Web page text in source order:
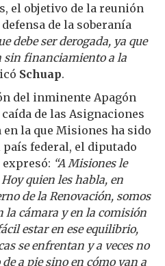
el objetivo de la reunión
de la soberanía
debe ser derogada, ya que
sin financiamiento a la
Schuap.
del inminente Apagón
de las Asignaciones
la que Misiones ha sido
país federal, el diputado
expresó: “A Misiones le
quien les habla, en
de la Renovación, somos
la cámara y en la comisión
estar en ese equilibrio,
se enfrentan y a veces no
a pie sino en cómo van a